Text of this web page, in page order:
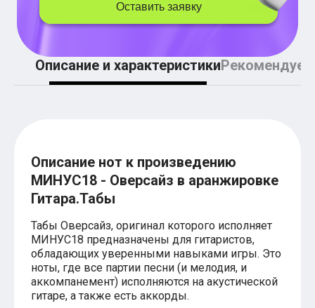
Легкие аккорды (простые песни)
Аккорды со словами (вокал)
Поп
BEARWOLF
Мари Краймбрери
Комната культуры
XOLIDAYBOY
Монеточка
Пицца
Анжелика Варум
Алексей Чумаков
Леонид Агутин
Саундтрек
Тематические
Из фильмов
Аватар: Путь воды
Титаник
Оставить заявку
Описание и характеристикиРекомендуем
Описание нот к произведению
МИНУС18 - Оверсайз в аранжировке
Гитара.Табы
Табы Оверсайз, оригинал которого исполняет
МИНУС18 предназначены для гитаристов,
обладающих уверенными навыками игры. Это
ноты, где все партии песни (и мелодия, и
аккомпанемент) исполняются на акустической
гитаре, а также есть аккорды.